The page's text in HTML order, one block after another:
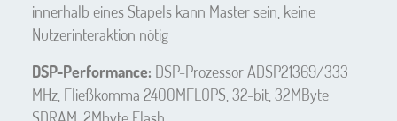
innerhalb eines Stapels kann Master sein, keine
Nutzerinteraktion nötig
DSP-Performance: DSP-Prozessor ADSP21369/333
MHz, Fließkomma 2400MFLOPS, 32-bit, 32MByte